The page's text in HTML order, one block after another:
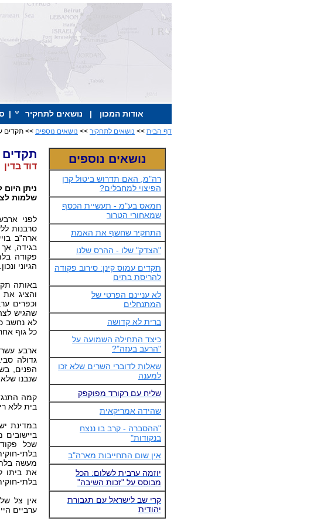
אודות המכון | נושאים לתחקיר |
דף הבית >> נושאים לתחקיר >> נושאים נוספים >> תקדים
נושאים נוספים
רה"מ, האם תדרוש ביטול קרן
הפיצוי למחבלים?
חמאס בע"מ - תעשיית הכסף
שמאחורי הטרור
התחקיר שחשף את האמת
"הצדק" שלו - ההרס שלנו
תקדים עמוס קינן: סירוב פקודה
להריסת בתים
לא עניינם הפרטי של
המתנחלים
ברית לא קדושה
כיצד התחילה השמועה על
"הרעב בעזה"?
שאלות לדוברי השרים שלא זכו
למענה
שליח עם רקורד מפוקפק
שהידה אמריקאית
"ההסברה - קרב בו ננצח
בנקודות"
אין שום התחייבות מארה"ב
יוזמה ערבית לשלום: הכל
מבוסס על "זכות השיבה"
קרי שב לישראל עם תגבורת
יהודית
תקדים
דוד בדין
ניתן
שלמות
לפני
סרבנות
ארה"ב
בגידה,
פקודה
הגיוני ונכון.
באותה
והציג
וכפרים
שהגיש
לא נחשב
כל גוף
ארבע
גדולה
הפנים,
שנבנו שלא
קמה
בית ללא
במדינת
שכל
בלתי-
מעשה
את ביתו
בלתי-
אין צל
ערביים